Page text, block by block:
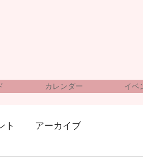
カレンダー イベ
ト アーカイブ